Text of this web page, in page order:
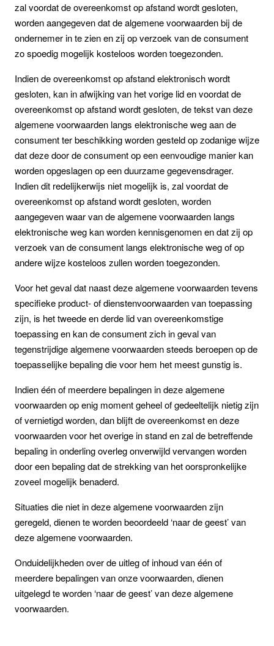
zal voordat de overeenkomst op afstand wordt gesloten,
worden aangegeven dat de algemene voorwaarden bij de
ondernemer in te zien en zij op verzoek van de consument
zo spoedig mogelijk kosteloos worden toegezonden.
Indien de overeenkomst op afstand elektronisch wordt
gesloten, kan in afwijking van het vorige lid en voordat de
overeenkomst op afstand wordt gesloten, de tekst van deze
algemene voorwaarden langs elektronische weg aan de
consument ter beschikking worden gesteld op zodanige wijze
dat deze door de consument op een eenvoudige manier kan
worden opgeslagen op een duurzame gegevensdrager.
Indien dit redelijkerwijs niet mogelijk is, zal voordat de
overeenkomst op afstand wordt gesloten, worden
aangegeven waar van de algemene voorwaarden langs
elektronische weg kan worden kennisgenomen en dat zij op
verzoek van de consument langs elektronische weg of op
andere wijze kosteloos zullen worden toegezonden.
Voor het geval dat naast deze algemene voorwaarden tevens
specifieke product- of dienstenvoorwaarden van toepassing
zijn, is het tweede en derde lid van overeenkomstige
toepassing en kan de consument zich in geval van
tegenstrijdige algemene voorwaarden steeds beroepen op de
toepasselijke bepaling die voor hem het meest gunstig is.
Indien één of meerdere bepalingen in deze algemene
voorwaarden op enig moment geheel of gedeeltelijk nietig zijn
of vernietigd worden, dan blijft de overeenkomst en deze
voorwaarden voor het overige in stand en zal de betreffende
bepaling in onderling overleg onverwijld vervangen worden
door een bepaling dat de strekking van het oorspronkelijke
zoveel mogelijk benaderd.
Situaties die niet in deze algemene voorwaarden zijn
geregeld, dienen te worden beoordeeld ‘naar de geest’ van
deze algemene voorwaarden.
Onduidelijkheden over de uitleg of inhoud van één of
meerdere bepalingen van onze voorwaarden, dienen
uitgelegd te worden ‘naar de geest’ van deze algemene
voorwaarden.